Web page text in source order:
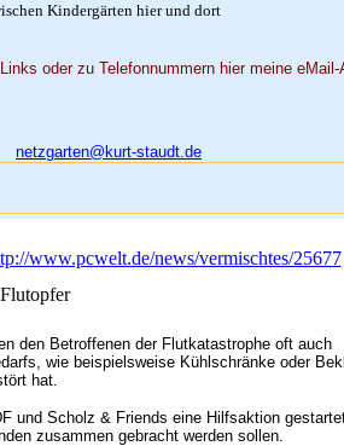
Kindergärten hier und dort
oder zu Telefonnummern hier meine eMail-
netzgarten@kurt-staudt.de
www.pcwelt.de/news/vermischtes/25677
den Betroffenen der Flutkatastrophe oft auch
wie beispielsweise Kühlschränke oder
hat.
und Scholz & Friends eine Hilfsaktion
zusammen gebracht werden sollen.